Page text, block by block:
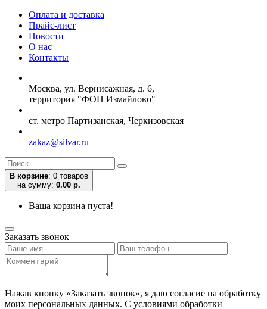
Оплата и доставка
Прайс-лист
Новости
О нас
Контакты
Москва, ул. Вернисажная, д. 6,
территория "ФОП Измайлово"
ст. метро Партизанская, Черкизовская
zakaz@silvar.ru
В корзине: 0 товаров
на сумму: 0.00 р.
Ваша корзина пуста!
Заказать звонок
Нажав кнопку «Заказать звонок», я даю согласие на обработку
моих персональных данных. С условиями обработки